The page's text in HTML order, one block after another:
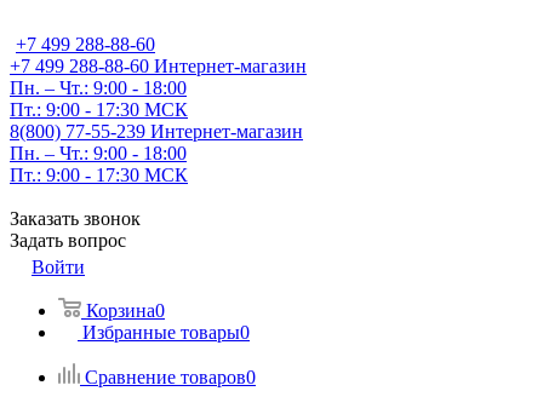
+7 499 288-88-60
+7 499 288-88-60 Интернет-магазин
Пн. – Чт.: 9:00 - 18:00
Пт.: 9:00 - 17:30 МСК
8(800) 77-55-239 Интернет-магазин
Пн. – Чт.: 9:00 - 18:00
Пт.: 9:00 - 17:30 МСК
Заказать звонок
Задать вопрос
Войти
Корзина0
Избранные товары0
Сравнение товаров0